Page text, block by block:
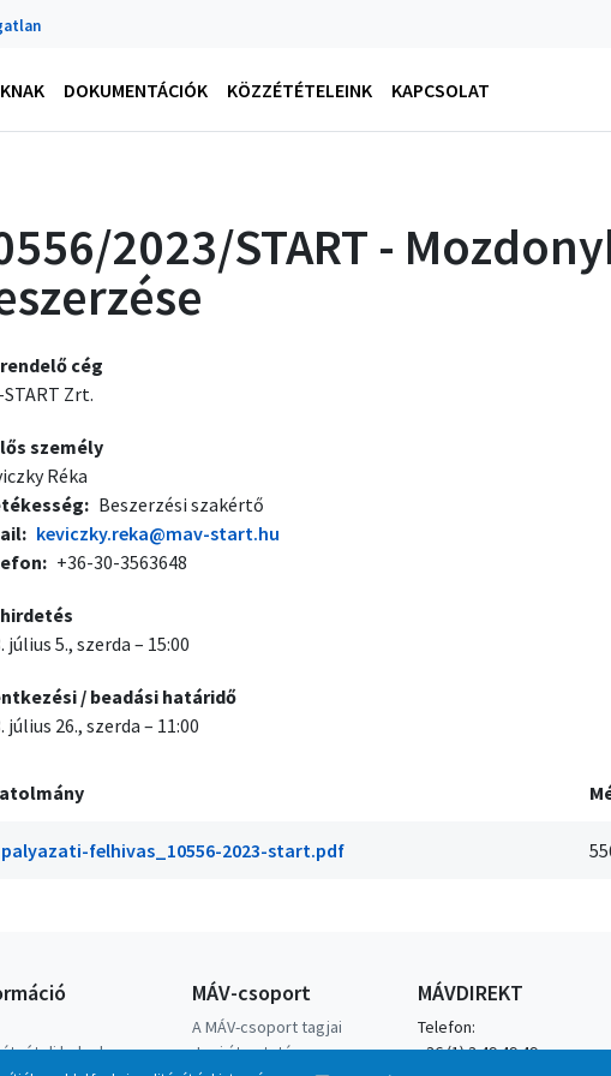
DOKUMENTÁCIÓK KÖZZÉTÉTELEINK KAPCSOLAT
2023/START -
cég
START Zrt.
személy
Réka
Beszerzési szakértő
keviczky.reka@mav-start.hu
+36-30-3563648
július 5., szerda – 15:00
/ beadási határidő
július 26., szerda – 11:00
palyazati-felhivas_10556-2023-start.pdf
helyek
MÁV-csoport
A MÁV-csoport tagjai
Jogi útmutatás
MÁVDIREKT
Telefon:
+36 (1) 3 49 49 49